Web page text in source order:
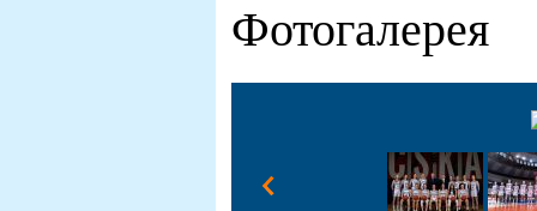
Фотогалерея